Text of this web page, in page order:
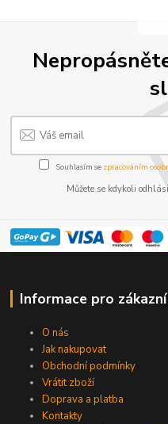
Souhlasím se zpracováním
Můžete se kdykoli
Informace pro
O nás
Jak nakupovat
Obchodní podmínky
Vrátit zboží
Doprava a platba
Kontakty